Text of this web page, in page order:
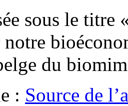
sous le titre
du
: Source de